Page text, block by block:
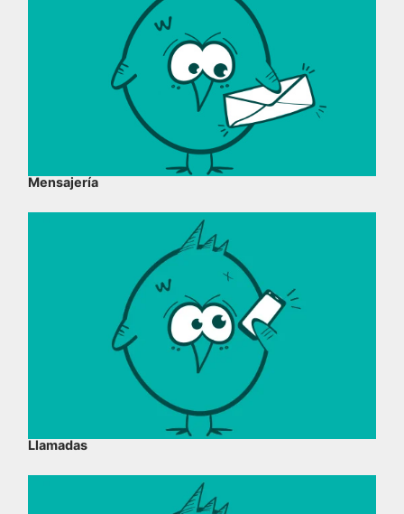
Mensajería
Llamadas